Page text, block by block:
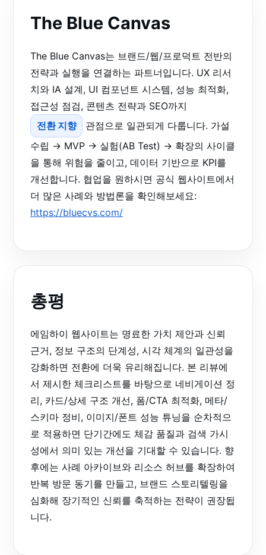
The Blue Canvas
The Blue Canvas는 브랜드/웹/프로덕트 전반의
전략과 실행을 연결하는 파트너입니다. UX 리서
치와 IA 설계, UI 컴포넌트 시스템, 성능 최적화,
접근성 점검, 콘텐츠 전략과 SEO까지
전환 지향
관점으로 일관되게 다룹니다. 가설
수립 → MVP → 실험(AB Test) → 확장의 사이클
을 통해 위험을 줄이고, 데이터 기반으로 KPI를
개선합니다. 협업을 원하시면 공식 웹사이트에서
더 많은 사례와 방법론을 확인해보세요:
https://bluecvs.com/
총평
에임하이 웹사이트는 명료한 가치 제안과 신뢰
근거, 정보 구조의 단계성, 시각 체계의 일관성을
강화하면 전환에 더욱 유리해집니다. 본 리뷰에
서 제시한 체크리스트를 바탕으로 네비게이션 정
리, 카드/상세 구조 개선, 폼/CTA 최적화, 메타/
스키마 정비, 이미지/폰트 성능 튜닝을 순차적으
로 적용하면 단기간에도 체감 품질과 검색 가시
성에서 의미 있는 개선을 기대할 수 있습니다. 향
후에는 사례 아카이브와 리소스 허브를 확장하여
반복 방문 동기를 만들고, 브랜드 스토리텔링을
심화해 장기적인 신뢰를 축적하는 전략이 권장됩
니다.